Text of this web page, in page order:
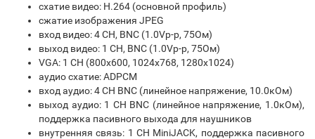
схатие видео: H.264 (основной профиль)
сжатие изображения JPEG
вход видео: 4 CH, BNC (1.0Vp-p, 75Ом)
выход видео: 1 CH, BNC (1.0Vp-p, 75Ом)
VGA: 1 CH (800x600, 1024x768, 1280x1024)
аудио схатие: ADPCM
вход аудио: 4 CH BNC (линейное напряжение, 10.0кОм)
выход аудио: 1 CH BNC (линейное напряжение, 1.0кОм),
поддержка пасивного выхода для наушников
внутренняя связь: 1 CH MiniJACK, поддержка пасивного